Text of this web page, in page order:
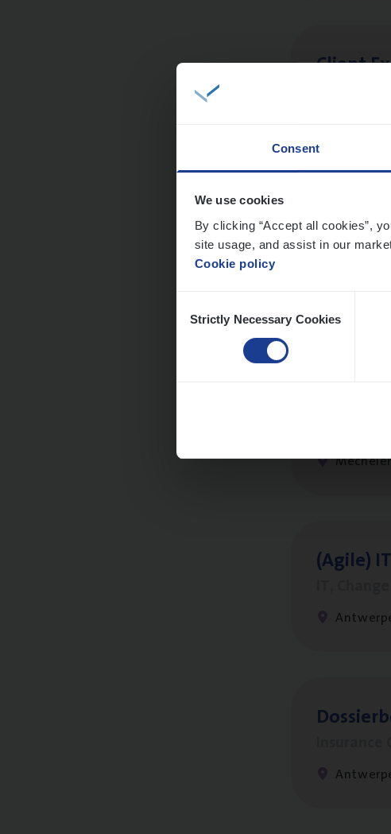
Consent
We use cookies
By clicking “Accept all cookies”,
site usage, and assist in our
Cookie policy
Selection
Strictly Necessary Cookies
Client
Insurance
mans
(Agi­le) IT